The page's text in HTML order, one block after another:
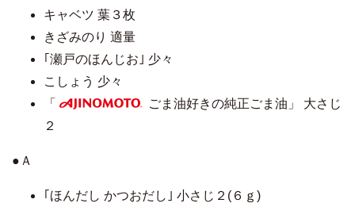
キャベツ 葉３枚
きざみのり 適量
｢瀬戸のほんじお｣ 少々
こしょう 少々
「
ごま油好きの純正ごま油」 大さじ
２
●Ａ
｢ほんだし かつおだし｣ 小さじ２(６ｇ)